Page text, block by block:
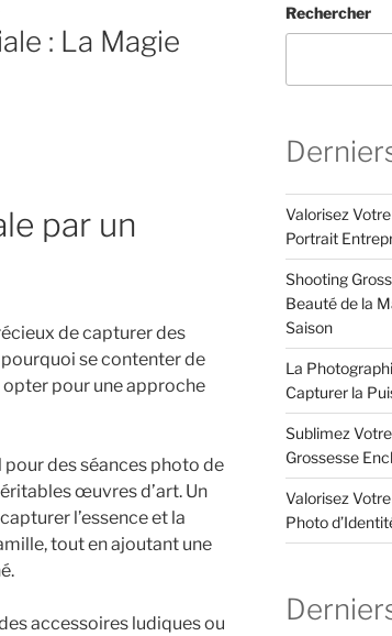
: La Magie
par un
de capturer des
se contenter de
pour une approche
des séances photo de
œuvres d’art. Un
l’essence et la
tout en ajoutant une
accessoires ludiques ou
Rechercher
Valorisez
Portrait
Shooting
Beauté de la
Saison
La
Capturer la
Sublimez
Grossesse
Valorisez
Photo